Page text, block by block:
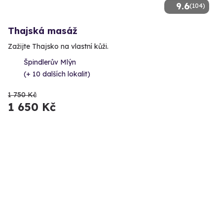
9.6(104)
Thajská masáž
Zažijte Thajsko na vlastní kůži.
Špindlerův Mlýn
(+ 10 dalších lokalit)
1 750 Kč
1 650 Kč